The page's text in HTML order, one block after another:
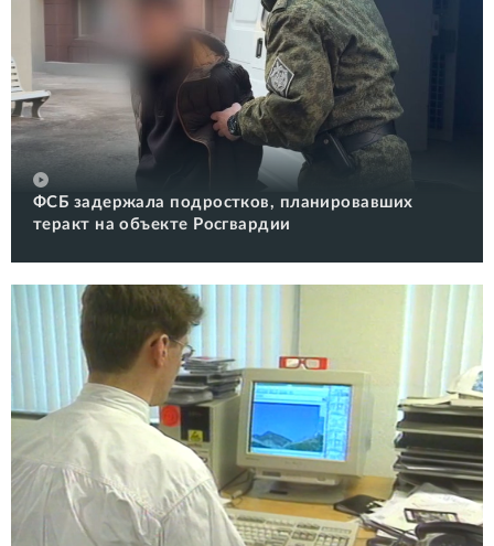
ФСБ задержала подростков, планировавших
теракт на объекте Росгвардии